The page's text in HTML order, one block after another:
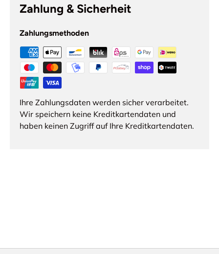
Zahlung & Sicherheit
Zahlungsmethoden
Ihre Zahlungsdaten werden sicher verarbeitet.
Wir speichern keine Kreditkartendaten und
haben keinen Zugriff auf Ihre Kreditkartendaten.